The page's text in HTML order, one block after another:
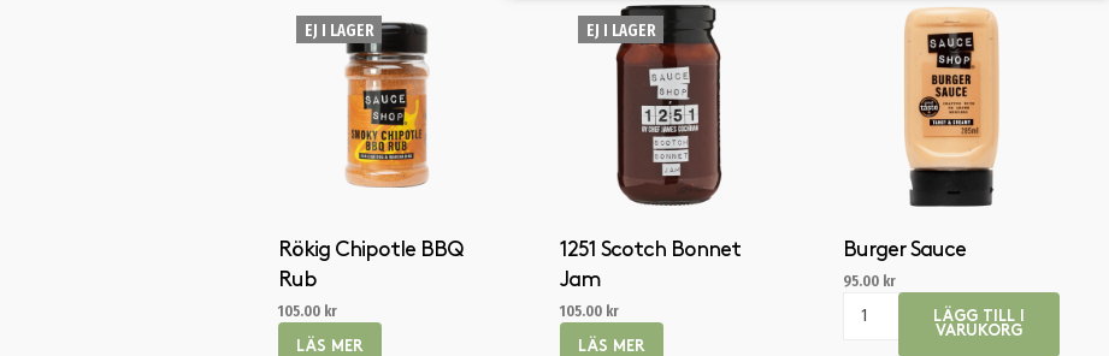
EJ I LAGER
Rökig Chipotle BBQ
Rub
105.00 kr
LÄS MER
EJ I LAGER
1251 Scotch Bonnet
Jam
105.00 kr
LÄS MER
Burger Sauce
95.00 kr
LÄGG TILL I
VARUKORG